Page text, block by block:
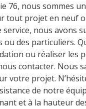
76, nous sommes
tout projet en neuf
nous avons
des particuliers.
ou réaliser les
contacter. Nous
votre projet.
de notre
et à la hauteur